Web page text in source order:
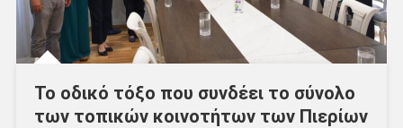
Το οδικό τόξο που συνδέει το σύνολο
των τοπικών κοινοτήτων των Πιερίων